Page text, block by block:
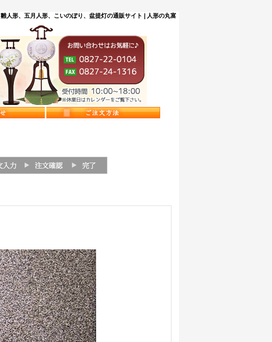
雛人形、五月人形、こいのぼり、盆提灯の通販サイト | 人形の丸富